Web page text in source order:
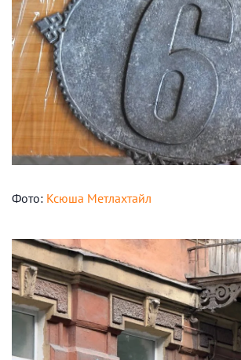
Фото: Ксюша Метлахтайл